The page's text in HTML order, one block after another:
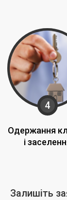
4
Одержання
і
Залишіть